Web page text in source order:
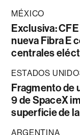
MÉXICO
Exclusiva:
nueva Fibra E
centrales
ESTADOS
Fragmento de
9 de SpaceX
superficie de
ARGENTINA